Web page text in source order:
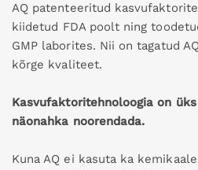
AQ patenteeritud
kiidetud FDA poolt ning
GMP laborites. Nii on tagatud
kõrge kvaliteet.
Kasvufaktoritehnoloogia on
näonahka noorendada.
Kuna AQ ei kasuta ka